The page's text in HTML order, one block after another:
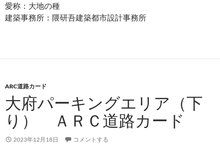
愛称：大地の種
建築事務所：隈研吾建築都市設計事務所
ARC道路カード
大府パーキングエリア（下
り） ＡＲＣ道路カード
2023年12月18日 コメントする